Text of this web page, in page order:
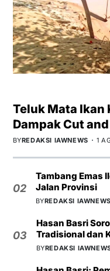
Teluk Mata Ikan
Dampak Cut
BYREDAKSI IAWNEWS 1
02
Tambang Emas
Jalan Provinsi
BYREDAKSI IAWNEWS
03
Hasan Basri
Tradisional dan
BYREDAKSI